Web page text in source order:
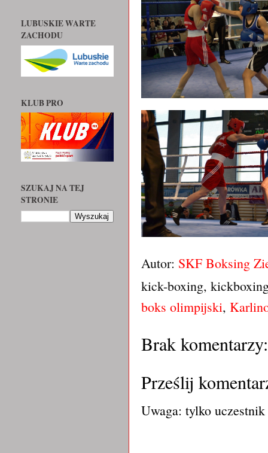
Autor: SKF Boksing
kick-boxing,
boks olimpijski,
Brak komentarzy:
Prześlij
Uwaga: tylko uczestnik
LUBUSKIE WARTE
ZACHODU
KLUB PRO
SZUKAJ NA TEJ
STRONIE